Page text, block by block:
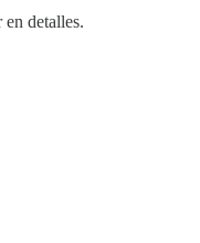
en detalles.